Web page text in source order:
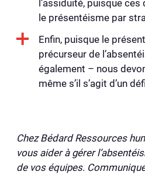
l’assiduité, puisque
le présentéisme par
Enfin, puisque le
précurseur de
également – nous
même s’il s’agit d’un
Chez Bédard Ressources
vous aider à gérer
de vos équipes.